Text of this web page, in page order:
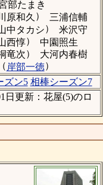
部たまき
原和久 ）
三浦信輔
中タカシ）
米沢守
西惇）
中園照生
竜次）
大河内春樹
岸部一徳）
ズン5 相棒シーズン7
日更新：花屋(5)のロ